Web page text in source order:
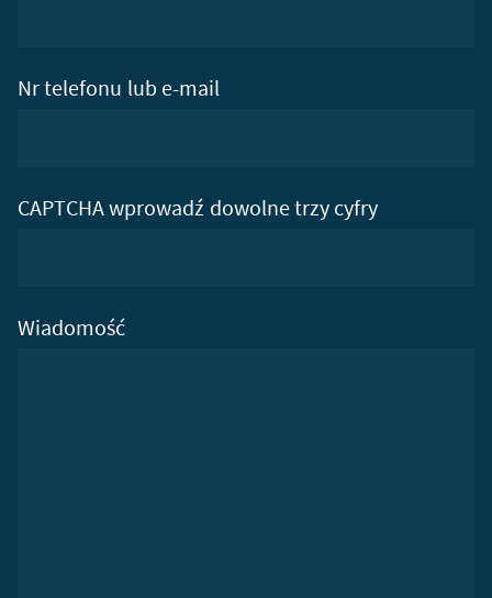
Nr telefonu lub e-mail
CAPTCHA wprowadź dowolne trzy cyfry
Wiadomość